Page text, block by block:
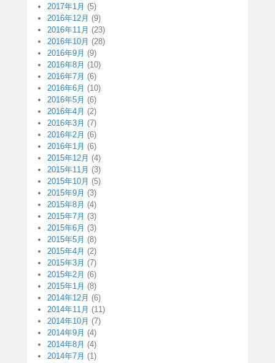
2017年1月 (5)
2016年12月 (9)
2016年11月 (23)
2016年10月 (28)
2016年9月 (9)
2016年8月 (10)
2016年7月 (6)
2016年6月 (10)
2016年5月 (6)
2016年4月 (2)
2016年3月 (7)
2016年2月 (6)
2016年1月 (6)
2015年12月 (4)
2015年11月 (3)
2015年10月 (5)
2015年9月 (3)
2015年8月 (4)
2015年7月 (3)
2015年6月 (3)
2015年5月 (8)
2015年4月 (2)
2015年3月 (7)
2015年2月 (6)
2015年1月 (8)
2014年12月 (6)
2014年11月 (11)
2014年10月 (7)
2014年9月 (4)
2014年8月 (4)
2014年7月 (1)